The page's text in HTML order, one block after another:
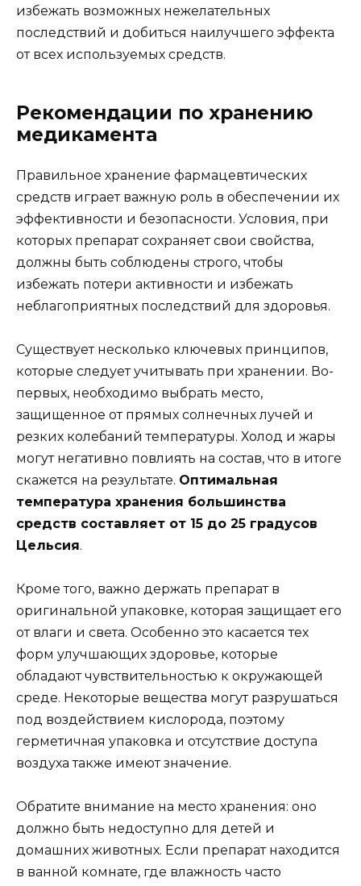
избежать возможных нежелательных
последствий и добиться наилучшего эффекта
от всех используемых средств.
Рекомендации по хранению
медикамента
Правильное хранение фармацевтических
средств играет важную роль в обеспечении их
эффективности и безопасности. Условия, при
которых препарат сохраняет свои свойства,
должны быть соблюдены строго, чтобы
избежать потери активности и избежать
неблагоприятных последствий для здоровья.
Существует несколько ключевых принципов,
которые следует учитывать при хранении. Во-
первых, необходимо выбрать место,
защищенное от прямых солнечных лучей и
резких колебаний температуры. Холод и жары
могут негативно повлиять на состав, что в итоге
скажется на результате. Оптимальная
температура хранения большинства
средств составляет от 15 до 25 градусов
Цельсия.
Кроме того, важно держать препарат в
оригинальной упаковке, которая защищает его
от влаги и света. Особенно это касается тех
форм улучшающих здоровье, которые
обладают чувствительностью к окружающей
среде. Некоторые вещества могут разрушаться
под воздействием кислорода, поэтому
герметичная упаковка и отсутствие доступа
воздуха также имеют значение.
Обратите внимание на место хранения: оно
должно быть недоступно для детей и
домашних животных. Если препарат находится
в ванной комнате, где влажность часто